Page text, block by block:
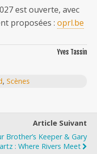
est ouverte, avec
proposées : oprl.be
Yves Tassin
, Scènes
Article Suivant
Brother’s Keeper & Gary
: Where Rivers Meet